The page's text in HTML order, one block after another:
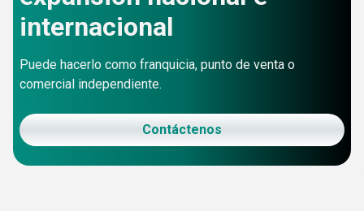
internacional
Puede hacerlo como franquicia, punto de venta o
comercial independiente.
Contáctenos